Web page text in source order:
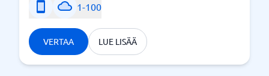
1-100
VERTAA LUE LISÄÄ